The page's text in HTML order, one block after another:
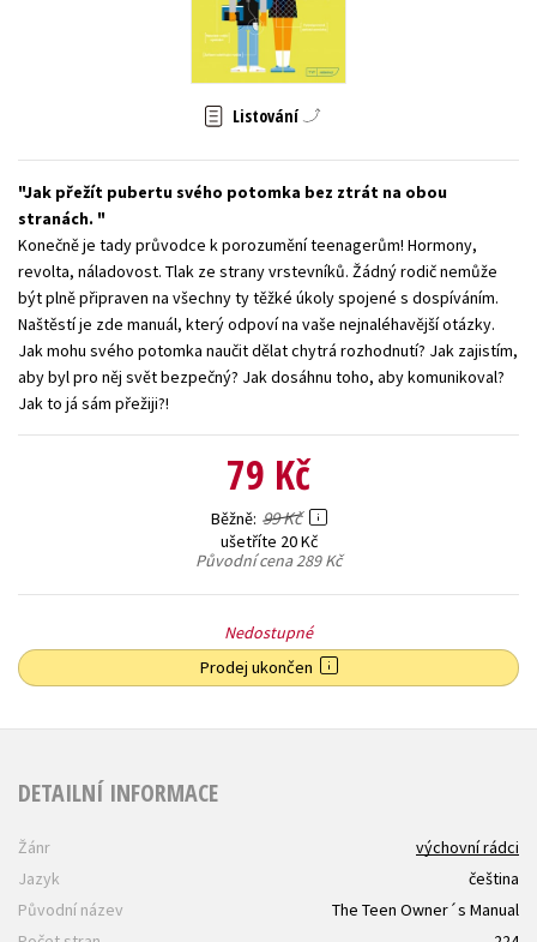
Zahraniční literatura
Všechny tituly
Listování
Jak přežít pubertu svého potomka bez ztrát na obou
stranách.
Konečně je tady průvodce k porozumění teenagerům! Hormony,
revolta, náladovost. Tlak ze strany vrstevníků. Žádný rodič nemůže
být plně připraven na všechny ty těžké úkoly spojené s dospíváním.
Naštěstí je zde manuál, který odpoví na vaše nejnaléhavější otázky.
Jak mohu svého potomka naučit dělat chytrá rozhodnutí? Jak zajistím,
aby byl pro něj svět bezpečný? Jak dosáhnu toho, aby komunikoval?
Jak to já sám přežiji?!
79 Kč
Běžně 99 Kč
ušetříte 20 Kč
Původní cena289 Kč
Nedostupné
Prodej ukončen
DETAILNÍ INFORMACE
Žánr
výchovní rádci
Jazyk
čeština
Původní název
The Teen Owner´s Manual